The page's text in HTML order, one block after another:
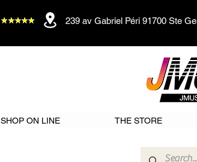
239 av Gabriel Péri 91700 Ste
SHOP ON LINE THE STORE